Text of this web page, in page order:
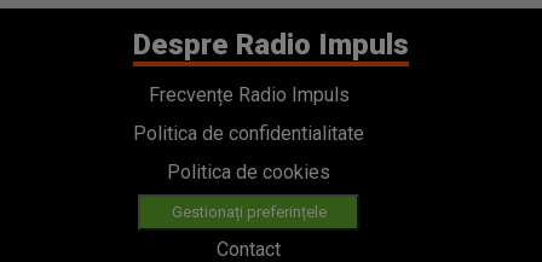
Despre Radio Impuls
Frecvențe Radio Impuls
Politica de confidentialitate
Politica de cookies
Gestionați preferințele
Contact